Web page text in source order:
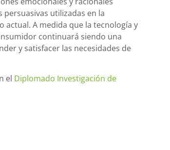
persuasivas utilizadas en la
actual. A medida que la tecnología y
continuará siendo una
y satisfacer las necesidades de
el Diplomado Investigación de